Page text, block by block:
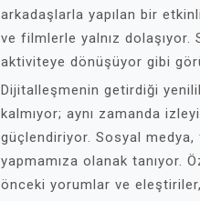
arkadaşlarla yapılan bir
ve filmlerle yalnız
aktiviteye dönüşüyor gibi
Dijitalleşmenin getirdiği
kalmıyor; aynı zamanda
güçlendiriyor. Sosyal medya,
yapmamıza olanak tanıyor.
önceki yorumlar ve eleştiriler,